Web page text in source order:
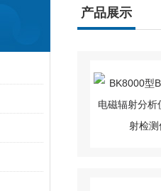
产品展示